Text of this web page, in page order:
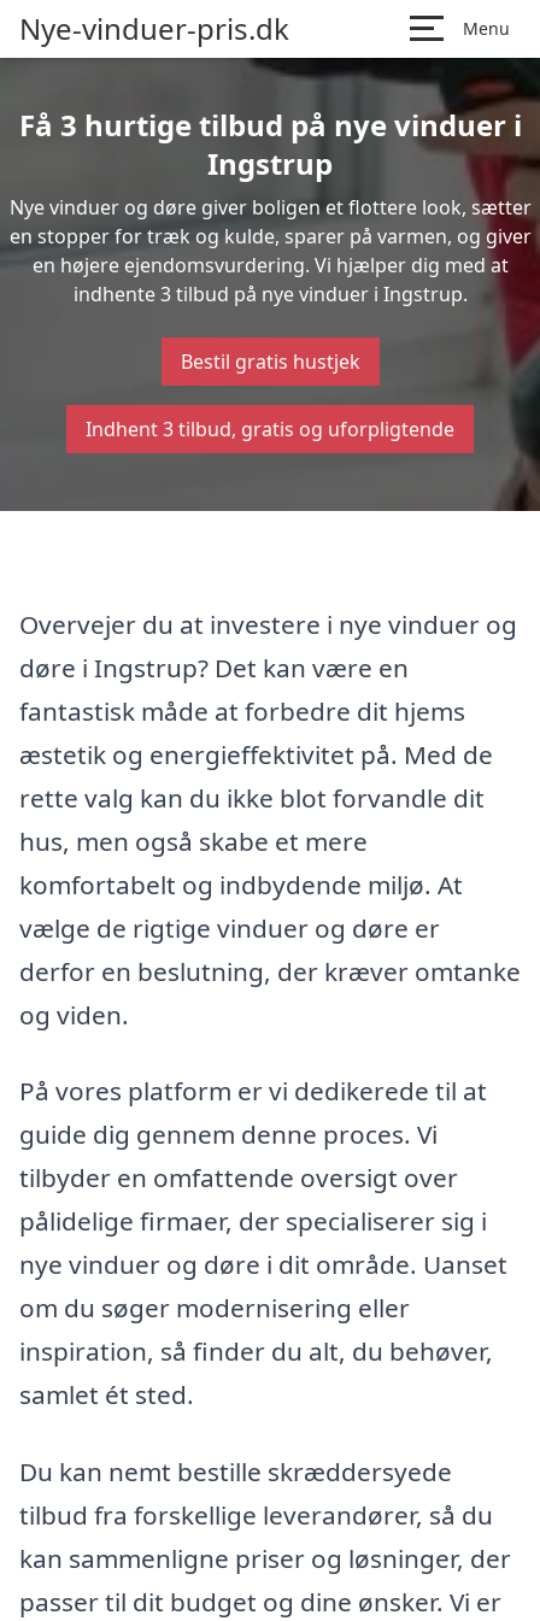
Nye-vinduer-pris.dk Menu
Få 3 hurtige tilbud på nye vinduer i
Ingstrup
Nye vinduer og døre giver boligen et flottere look, sætter
en stopper for træk og kulde, sparer på varmen, og giver
en højere ejendomsvurdering. Vi hjælper dig med at
indhente 3 tilbud på nye vinduer i Ingstrup.
Bestil gratis hustjek
Indhent 3 tilbud, gratis og uforpligtende
Overvejer du at investere i nye vinduer og
døre i Ingstrup? Det kan være en
fantastisk måde at forbedre dit hjems
æstetik og energieffektivitet på. Med de
rette valg kan du ikke blot forvandle dit
hus, men også skabe et mere
komfortabelt og indbydende miljø. At
vælge de rigtige vinduer og døre er
derfor en beslutning, der kræver omtanke
og viden.
På vores platform er vi dedikerede til at
guide dig gennem denne proces. Vi
tilbyder en omfattende oversigt over
pålidelige firmaer, der specialiserer sig i
nye vinduer og døre i dit område. Uanset
om du søger modernisering eller
inspiration, så finder du alt, du behøver,
samlet ét sted.
Du kan nemt bestille skræddersyede
tilbud fra forskellige leverandører, så du
kan sammenligne priser og løsninger, der
passer til dit budget og dine ønsker. Vi er